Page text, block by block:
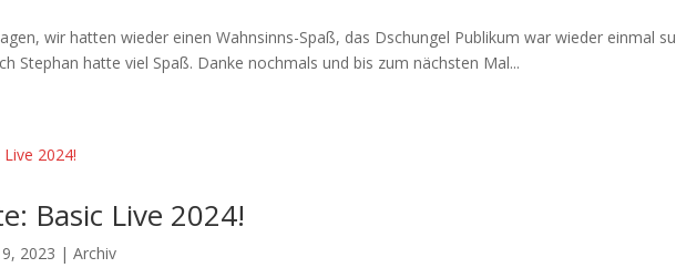
wir hatten wieder einen Wahnsinns-Spaß, das Dschungel Publikum war wieder einmal
Stephan hatte viel Spaß. Danke nochmals und bis zum nächsten Mal...
Basic Live 2024!
2023 |Archiv